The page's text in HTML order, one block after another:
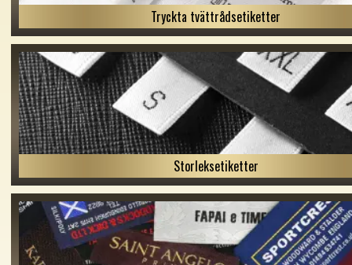
Tryckta tvättrådsetiketter
Storleksetiketter